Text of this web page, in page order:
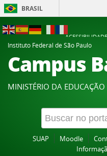
BRASIL
ACESSIBILIDADE
Instituto Federal de São Paulo
Campus
MINISTÉRIO DA EDUCAÇÃO
SUAP Moodle